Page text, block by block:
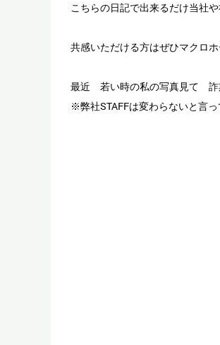
こちらの日記で出来るだけ当社
共感いただける方はぜひマクロ
最近 若い時の私の写真見て 詐
※弊社STAFFは変わらないと言っ